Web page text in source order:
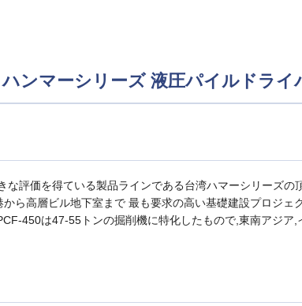
ンマーシリーズ 液圧パイルドライ
な評価を得ている製品ラインである台湾ハマーシリーズの
ら高層ビル地下室まで 最も要求の高い基礎建設プロジェ
450は47-55トンの掘削機に特化したもので,東南アジア,